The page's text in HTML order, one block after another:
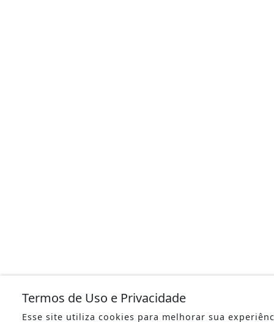
Termos de Uso e Privacidade
Esse site utiliza cookies para melhorar sua